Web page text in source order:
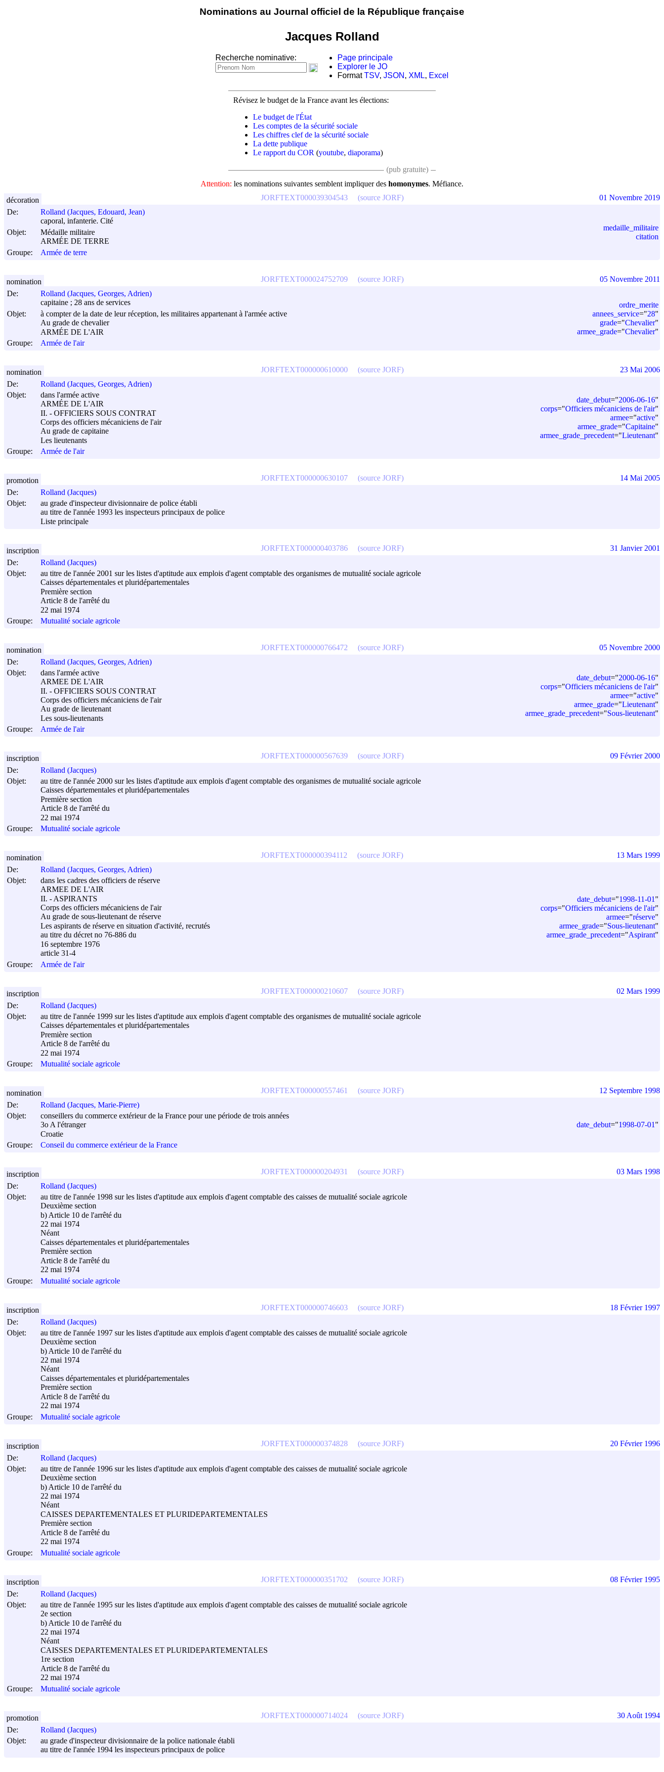
Nominations au Journal officiel de la République française
Jacques Rolland
Recherche nominative:
Page principale
Explorer le JO
FormatTSV, JSON , XML, Excel
Révisez le budget de la France avant les élections:
Le budget de l'État
Les comptes de la sécurité sociale
Les chiffres clef de la sécurité sociale
La dette publique
Le rapport du COR (youtube, diaporama)
(pub gratuite)
Attention: les nominations suivantes semblent impliquer des homonymes. Méfiance.
De:
Rolland (Jacques, Edouard, Jean)
caporal, infanterie. Cité
Objet:
Médaille militaire
ARMÉE DE TERRE
Groupe:
Armée de terre
medaille_militaire
citation
JORFTEXT000039304543 (source JORF)
décoration 01 Novembre 2019
De:
Rolland (Jacques, Georges, Adrien)
capitaine ; 28 ans de services
Objet:
à compter de la date de leur réception, les militaires appartenant à l'armée active
Au grade de chevalier
ARMÉE DE L'AIR
Groupe:
Armée de l'air
ordre_merite
annees_service="28"
grade="Chevalier"
armee_grade="Chevalier"
JORFTEXT000024752709 (source JORF)
nomination 05 Novembre 2011
De:
Rolland (Jacques, Georges, Adrien)
Objet:
dans l'armée active
ARMÉE DE L'AIR
II. - OFFICIERS SOUS CONTRAT
Corps des officiers mécaniciens de l'air
Au grade de capitaine
Les lieutenants
Groupe:
Armée de l'air
date_debut="2006-06-16"
corps="Officiers mécaniciens de l'air"
armee="active"
armee_grade="Capitaine"
armee_grade_precedent="Lieutenant"
JORFTEXT000000610000 (source JORF)
nomination 23 Mai 2006
De:
Rolland (Jacques)
Objet:
au grade d'inspecteur divisionnaire de police établi
au titre de l'année 1993 les inspecteurs principaux de police
Liste principale
JORFTEXT000000630107 (source JORF)
promotion 14 Mai 2005
De:
Rolland (Jacques)
Objet:
au titre de l'année 2001 sur les listes d'aptitude aux emplois d'agent comptable des organismes de mutualité sociale agricole
Caisses départementales et pluridépartementales
Première section
Article 8 de l'arrêté du
22 mai 1974
Groupe:
Mutualité sociale agricole
JORFTEXT000000403786 (source JORF)
inscription 31 Janvier 2001
De:
Rolland (Jacques, Georges, Adrien)
Objet:
dans l'armée active
ARMEE DE L'AIR
II. - OFFICIERS SOUS CONTRAT
Corps des officiers mécaniciens de l'air
Au grade de lieutenant
Les sous-lieutenants
Groupe:
Armée de l'air
date_debut="2000-06-16"
corps="Officiers mécaniciens de l'air"
armee="active"
armee_grade="Lieutenant"
armee_grade_precedent="Sous-lieutenant"
JORFTEXT000000766472 (source JORF)
nomination 05 Novembre 2000
De:
Rolland (Jacques)
Objet:
au titre de l'année 2000 sur les listes d'aptitude aux emplois d'agent comptable des organismes de mutualité sociale agricole
Caisses départementales et pluridépartementales
Première section
Article 8 de l'arrêté du
22 mai 1974
Groupe:
Mutualité sociale agricole
JORFTEXT000000567639 (source JORF)
inscription 09 Février 2000
De:
Rolland (Jacques, Georges, Adrien)
Objet:
dans les cadres des officiers de réserve
ARMEE DE L'AIR
II. - ASPIRANTS
Corps des officiers mécaniciens de l'air
Au grade de sous-lieutenant de réserve
Les aspirants de réserve en situation d'activité, recrutés
au titre du décret no 76-886 du
16 septembre 1976
article 31-4
Groupe:
Armée de l'air
date_debut="1998-11-01 "
corps="Officiers mécaniciens de l'air"
armee="réserve"
armee_grade="Sous-lieutenant"
armee_grade_precedent="Aspirant"
JORFTEXT000000394112 (source JORF)
nomination 13 Mars 1999
De:
Rolland (Jacques)
Objet:
au titre de l'année 1999 sur les listes d'aptitude aux emplois d'agent comptable des organismes de mutualité sociale agricole
Caisses départementales et pluridépartementales
Première section
Article 8 de l'arrêté du
22 mai 1974
Groupe:
Mutualité sociale agricole
JORFTEXT000000210607 (source JORF)
inscription 02 Mars 1999
De:
Rolland (Jacques, Marie-Pierre)
Objet:
conseillers du commerce extérieur de la France pour une période de trois années
3o A l'étranger
Croatie
Groupe:
Conseil du commerce extérieur de la France
date_debut="1998-07-01 "
JORFTEXT000000557461 (source JORF)
nomination 12 Septembre 1998
De:
Rolland (Jacques)
Objet:
au titre de l'année 1998 sur les listes d'aptitude aux emplois d'agent comptable des caisses de mutualité sociale agricole
Deuxième section
b) Article 10 de l'arrêté du
22 mai 1974
Néant
Caisses départementales et pluridépartementales
Première section
Article 8 de l'arrêté du
22 mai 1974
Groupe:
Mutualité sociale agricole
JORFTEXT000000204931 (source JORF)
inscription 03 Mars 1998
De:
Rolland (Jacques)
Objet:
au titre de l'année 1997 sur les listes d'aptitude aux emplois d'agent comptable des caisses de mutualité sociale agricole
Deuxième section
b) Article 10 de l'arrêté du
22 mai 1974
Néant
Caisses départementales et pluridépartementales
Première section
Article 8 de l'arrêté du
22 mai 1974
Groupe:
Mutualité sociale agricole
JORFTEXT000000746603 (source JORF)
inscription 18 Février 1997
De:
Rolland (Jacques)
Objet:
au titre de l'année 1996 sur les listes d'aptitude aux emplois d'agent comptable des caisses de mutualité sociale agricole
Deuxième section
b) Article 10 de l'arrêté du
22 mai 1974
Néant
CAISSES DEPARTEMENTALES ET PLURIDEPARTEMENTALES
Première section
Article 8 de l'arrêté du
22 mai 1974
Groupe:
Mutualité sociale agricole
JORFTEXT000000374828 (source JORF)
inscription 20 Février 1996
De:
Rolland (Jacques)
Objet:
au titre de l'année 1995 sur les listes d'aptitude aux emplois d'agent comptable des caisses de mutualité sociale agricole
2e section
b) Article 10 de l'arrêté du
22 mai 1974
Néant
CAISSES DEPARTEMENTALES ET PLURIDEPARTEMENTALES
1re section
Article 8 de l'arrêté du
22 mai 1974
Groupe:
Mutualité sociale agricole
JORFTEXT000000351702 (source JORF)
inscription 08 Février 1995
De:
Rolland (Jacques)
Objet:
au grade d'inspecteur divisionnaire de la police nationale établi
au titre de l'année 1994 les inspecteurs principaux de police
JORFTEXT000000714024 (source JORF)
promotion 30 Août 1994